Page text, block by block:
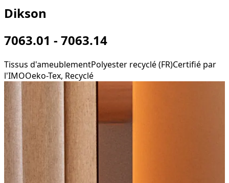
Dikson
7063.01 - 7063.14
Tissus d'ameublementPolyester recyclé (FR)Certifié par
l'IMOOeko-Tex, Recyclé